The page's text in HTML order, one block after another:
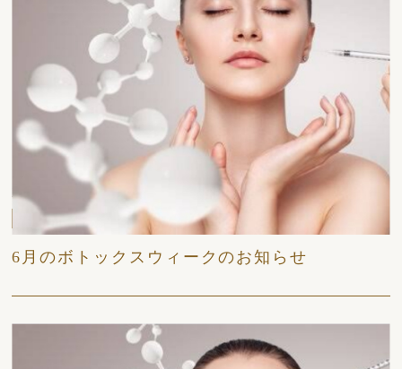
2026/06/06
日々
6月のボトックスウィークのお知らせ